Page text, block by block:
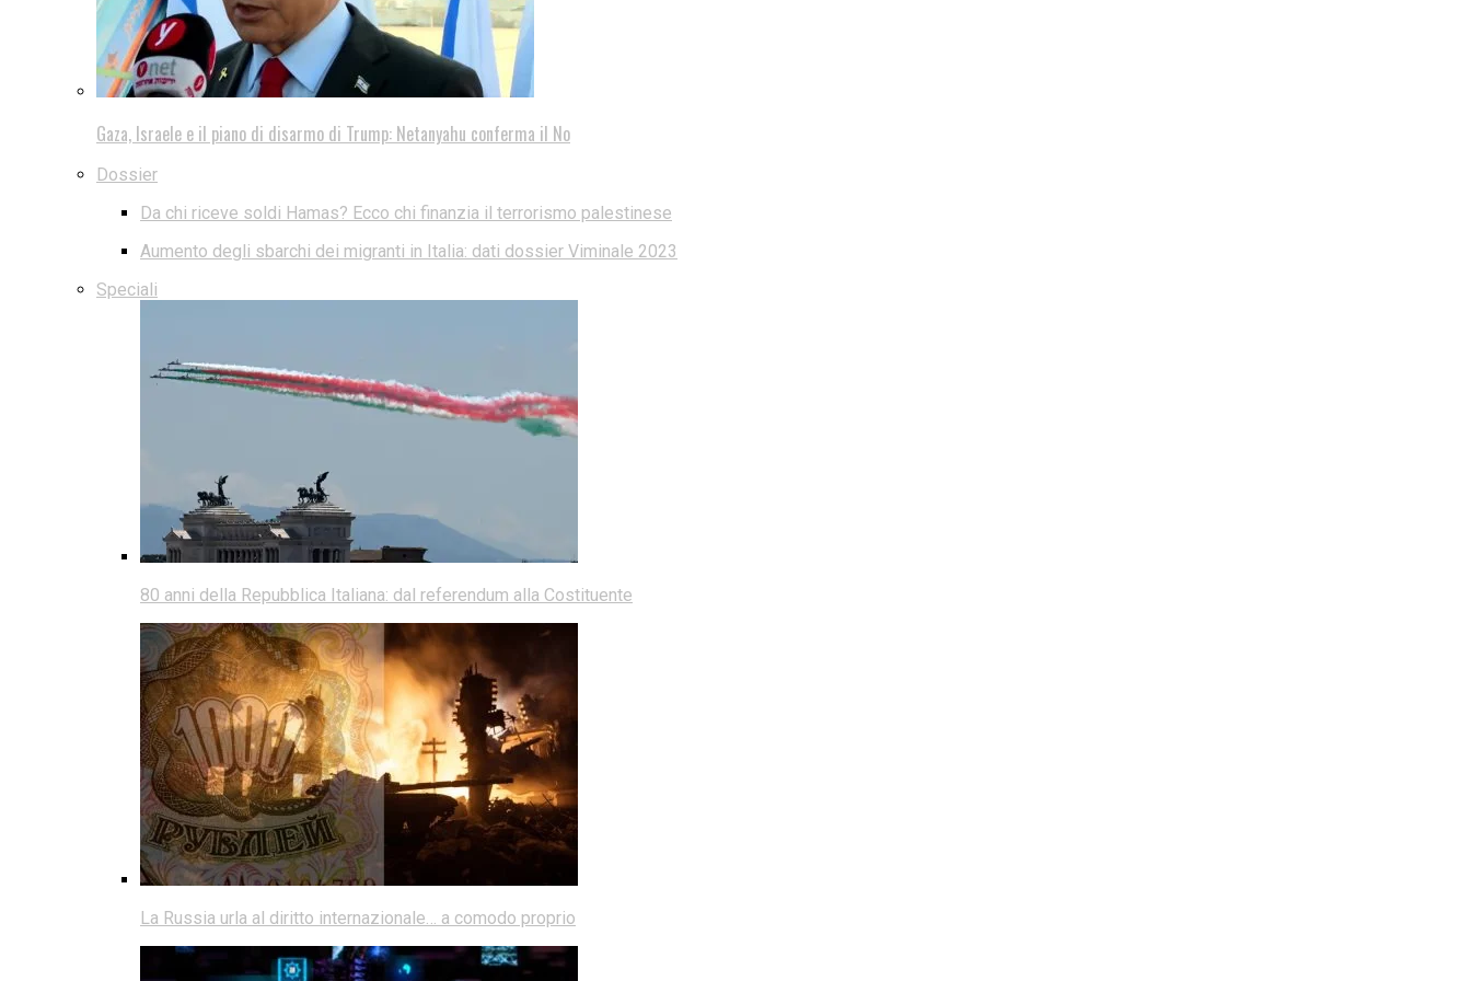
Gaza, Israele e il piano di disarmo di Trump: Netanyahu conferma il No
Dossier
Da chi riceve soldi Hamas? Ecco chi finanzia il terrorismo palestinese
Aumento degli sbarchi dei migranti in Italia: dati dossier Viminale 2023
Speciali
80 anni della Repubblica Italiana: dal referendum alla Costituente
La Russia urla al diritto internazionale… a comodo proprio